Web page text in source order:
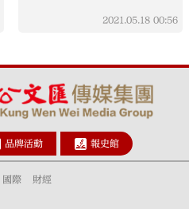
2021.05.18 00:56
品牌活動 報史館
國際 財經